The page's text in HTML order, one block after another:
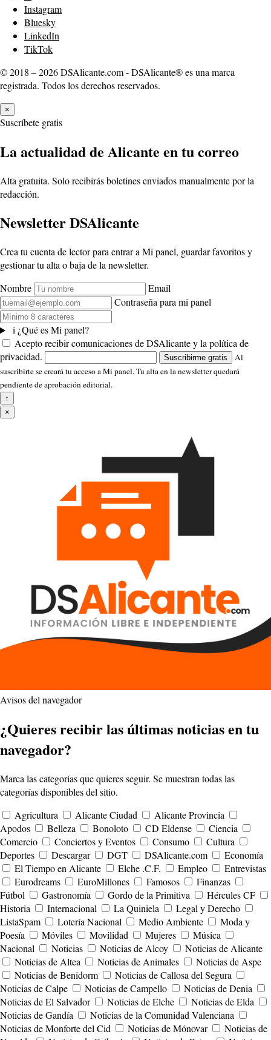
Instagram
Bluesky
LinkedIn
TikTok
© 2018 – 2026 DSAlicante.com - DSAlicante® es una marca
registrada. Todos los derechos reservados.
×
Suscríbete gratis
La actualidad de Alicante en tu correo
Alta gratuita. Solo recibirás boletines enviados manualmente por la
redacción.
Newsletter DSAlicante
Crea tu cuenta de lector para entrar a Mi panel, guardar favoritos y
gestionar tu alta o baja de la newsletter.
Nombre
Email
Contraseña para mi panel
i¿Qué es Mi panel?
Acepto recibir comunicaciones de DSAlicante y la política de
privacidad.
Suscribirme gratis
Al
suscribirte se creará tu acceso a Mi panel. Tu alta en la newsletter quedará
pendiente de aprobación editorial.
↑
×
Avisos del navegador
¿Quieres recibir las últimas noticias en tu
navegador?
Marca las categorías que quieres seguir. Se muestran todas las
categorías disponibles del sitio.
Agricultura
Alicante Ciudad
Alicante Provincia
Apodos
Belleza Bonoloto CD Eldense
Ciencia
Comercio
Conciertos y Eventos Consumo
Cultura
Deportes
Descargar DGT DSAlicante.com
Economía
El Tiempo en Alicante
Elche .C.F. Empleo
Entrevistas
Eurodreams
EuroMillones Famosos
Finanzas
Fútbol
Gastronomía Gordo de la Primitiva
Hércules CF
Historia
Internacional La Quiniela
Legal y Derecho
ListaSpam
Lotería Nacional Medio Ambiente
Moda y
Poesía
Móviles Movilidad Mujeres
Música
Nacional
Noticias Noticias de Alcoy
Noticias de Alicante
Noticias de Altea
Noticias de Animales
Noticias de Aspe
Noticias de Benidorm
Noticias de Callosa del Segura
Noticias de Calpe
Noticias de Campello
Noticias de Denia
Noticias de El Salvador
Noticias de Elche
Noticias de Elda
Noticias de Gandía
Noticias de la Comunidad Valenciana
Noticias de Monforte del Cid
Noticias de Mónovar
Noticias de